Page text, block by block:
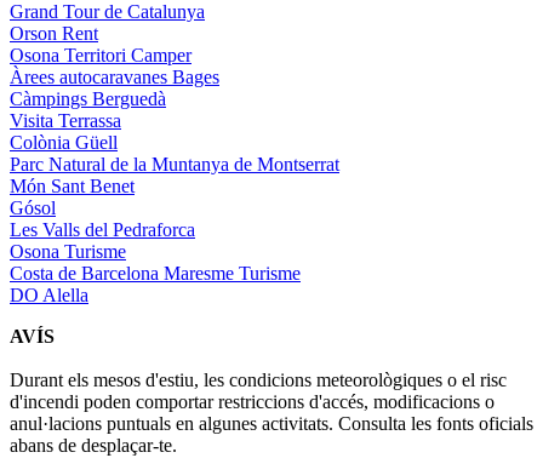
Grand Tour de Catalunya
Orson Rent
Osona Territori Camper
Àrees autocaravanes Bages
Càmpings Berguedà
Visita Terrassa
Colònia Güell
Parc Natural de la Muntanya de Montserrat
Món Sant Benet
Gósol
Les Valls del Pedraforca
Osona Turisme
Costa de Barcelona Maresme Turisme
DO Alella
AVÍS
Durant els mesos d'estiu, les condicions meteorològiques o el risc
d'incendi poden comportar restriccions d'accés, modificacions o
anul·lacions puntuals en algunes activitats. Consulta les fonts oficials
abans de desplaçar-te.